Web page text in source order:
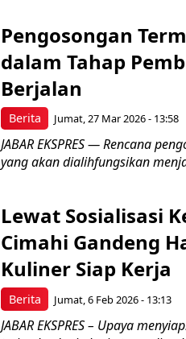
Berita
Pengosongan
dalam Tahap
Berjalan
Jumat, 27 Mar 2026 - 13:58
JABAR EKSPRES — Rencana
yang akan dialihfungsikan
Berita
Lewat Sosialisasi
Cimahi Gandeng
Kuliner Siap Kerja
Jumat, 6 Feb 2026 - 13:13
JABAR EKSPRES – Upaya